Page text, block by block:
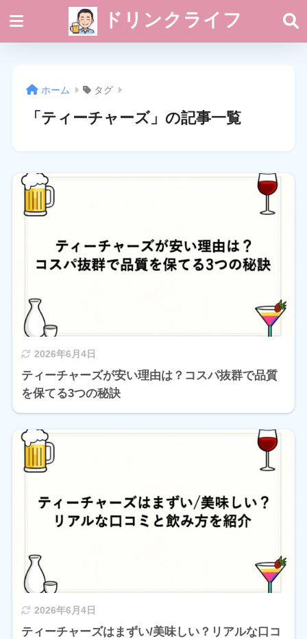
ドリンクライフ
ホーム タグ
「ティーチャーズ」の記事一覧
2026年6月4日
ティーチャーズが安い理由は？コスパ抜群で品質
を保てる3つの秘訣
2026年6月4日
ティーチャーズはまずい/美味しい？リアルな口コ